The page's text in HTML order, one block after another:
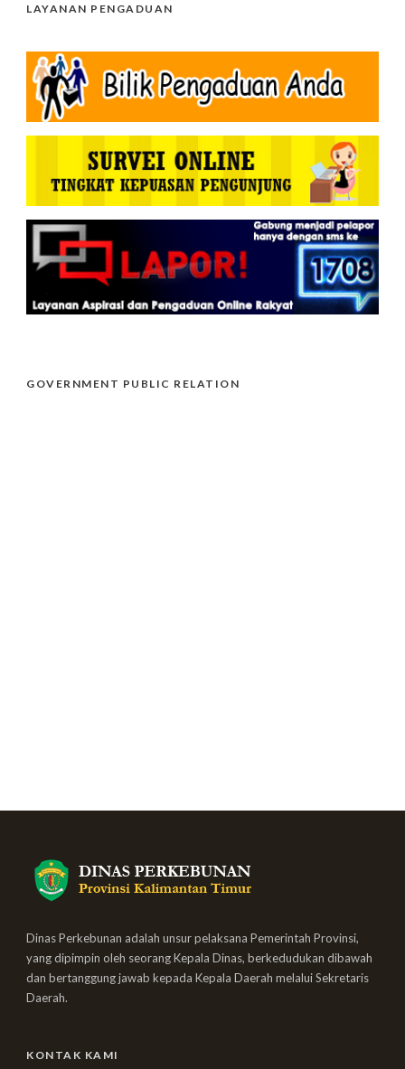
LAYANAN PENGADUAN
GOVERNMENT PUBLIC RELATION
Dinas Perkebunan adalah unsur pelaksana Pemerintah Provinsi,
yang dipimpin oleh seorang Kepala Dinas, berkedudukan dibawah
dan bertanggung jawab kepada Kepala Daerah melalui Sekretaris
Daerah.
KONTAK KAMI